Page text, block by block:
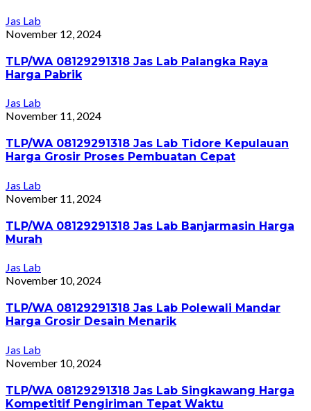
Jas Lab
November 12, 2024
TLP/WA 08129291318 Jas Lab Palangka Raya
Harga Pabrik
Jas Lab
November 11, 2024
TLP/WA 08129291318 Jas Lab Tidore Kepulauan
Harga Grosir Proses Pembuatan Cepat
Jas Lab
November 11, 2024
TLP/WA 08129291318 Jas Lab Banjarmasin Harga
Murah
Jas Lab
November 10, 2024
TLP/WA 08129291318 Jas Lab Polewali Mandar
Harga Grosir Desain Menarik
Jas Lab
November 10, 2024
TLP/WA 08129291318 Jas Lab Singkawang Harga
Kompetitif Pengiriman Tepat Waktu